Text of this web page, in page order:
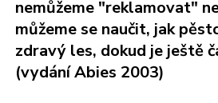
nemůžeme "reklamovat"
můžeme se naučit, jak
zdravý les, dokud je ještě
(vydání Abies 2003)